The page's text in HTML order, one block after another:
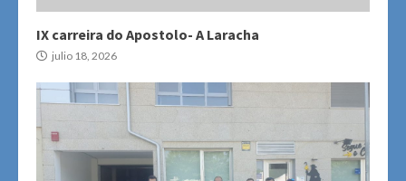
IX carreira do Apostolo- A Laracha
julio 18, 2026